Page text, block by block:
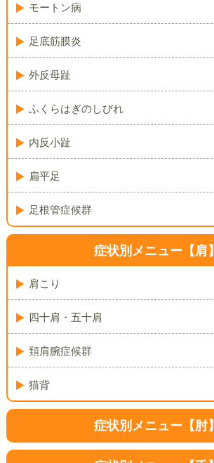
モートン病
足底筋膜炎
外反母趾
ふくらはぎのしびれ
内反小趾
扁平足
足根管症候群
症状別メニュー【肩】
肩こり
四十肩・五十肩
頚肩腕症候群
猫背
症状別メニュー【肘】